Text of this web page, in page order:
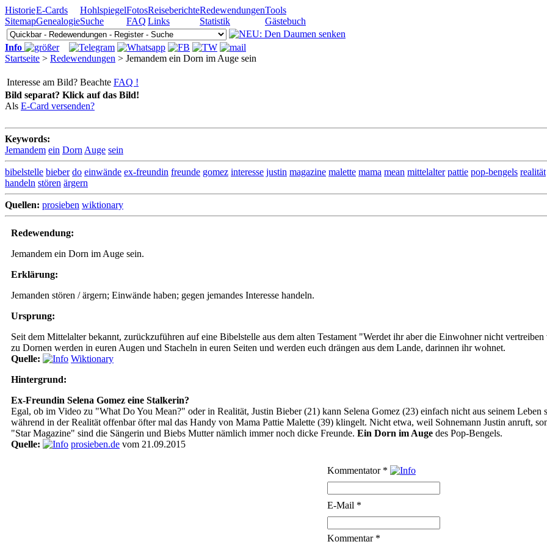
HistorieE-Cards HohlspiegelFotosReiseberichteRedewendungenTools
SitemapGenealogieSuche FAQ Links Statistik Gästebuch
Info
Startseite > Redewendungen > Jemandem ein Dorn im Auge sein
Interesse am Bild? Beachte FAQ !
Bild separat? Klick auf das Bild!
Als E-Card versenden?
Keywords:
Jemandem ein Dorn Auge sein
bibelstelle bieber do einwände ex-freundin freunde gomez interesse justin magazine malette mama mean mittelalter pattie pop-bengels realität
handeln stören ärgern
Quellen: prosieben wiktionary
Redewendung:
Jemandem ein Dorn im Auge sein.
Erklärung:
Jemanden stören / ärgern; Einwände haben; gegen jemandes Interesse handeln.
Ursprung:
Seit dem Mittelalter bekannt, zurückzuführen auf eine Bibelstelle aus dem alten Testament "Werdet ihr aber die Einwohner nicht
zu Dornen werden in euren Augen und Stacheln in euren Seiten und werden euch drängen aus dem Lande, darinnen ihr wohnet.
Quelle:
Wiktionary
Hintergrund:
Ex-Freundin Selena Gomez eine Stalkerin?
Egal, ob im Video zu "What Do You Mean?" oder in Realität, Justin Bieber (21) kann Selena Gomez (23) einfach nicht aus seinem
während in der Realität offenbar öfter mal das Handy von Mama Pattie Malette (39) klingelt. Nicht etwa, weil Sohnemann Justin anruft,
"Star Magazine" sind die Sängerin und Biebs Mutter nämlich immer noch dicke Freunde. Ein Dorn im Auge des Pop-Bengels.
Quelle:
prosieben.de vom 21.09.2015
Kommentator *
E-Mail *
Kommentar *